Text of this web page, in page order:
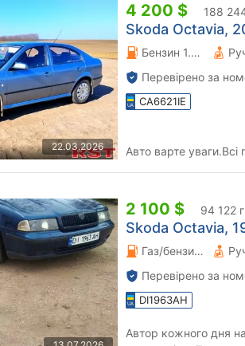
22.03.2026
4 200 $ 188
Skoda Octavia,
Бензин 1.6 л.
Перевірено за
CA6621IE
Авто варте
2 100 $ 94 122
Skoda Octavia,
Газ/бензин 1.8 л.
Перевірено за
DI1963AH
Автор кожного дня